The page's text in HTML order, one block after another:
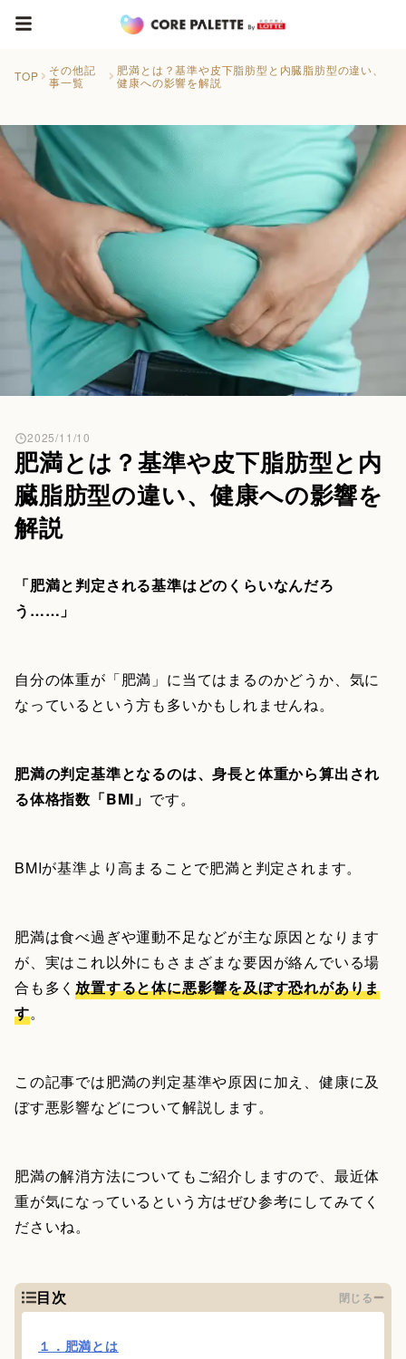
TOP
その他記
事一覧
肥満とは？基準や皮下脂肪型と内臓脂肪型の違い、
健康への影響を解説
肥満とは？基準や皮下脂肪型と内
臓脂肪型の違い、健康への影響を
解説
2025/11/10
「肥満と判定される基準はどのくらいなんだろ
う……」
自分の体重が「肥満」に当てはまるのかどうか、気に
なっているという方も多いかもしれませんね。
肥満の判定基準となるのは、身長と体重から算出され
る体格指数「BMI」 です。
BMIが基準より高まることで肥満と判定されます。
肥満は食べ過ぎや運動不足などが主な原因となります
が、実はこれ以外にもさまざまな要因が絡んでいる場
合も多く放置すると体に悪影響を及ぼす恐れがありま
す。
この記事では肥満の判定基準や原因に加え、健康に及
ぼす悪影響などについて解説します。
肥満の解消方法についてもご紹介しますので、最近体
重が気になっているという方はぜひ参考にしてみてく
ださいね。
目次 閉じる
１．肥満とは